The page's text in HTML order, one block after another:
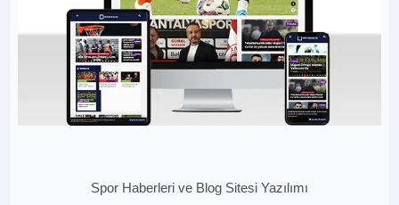
Spor Haberleri ve Blog Sitesi Yazılımı